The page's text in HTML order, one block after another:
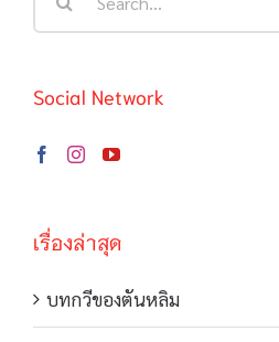
Social Network
เรื่องล่าสุด
บทกวีของตันหลิม